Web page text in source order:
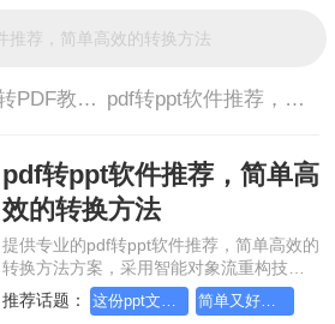
PPT转PDF教程> pdf转ppt软件推荐，简单高效的转换方法
pdf转ppt软件推荐，简单高
效的转换方法
提供专业的pdf转ppt软件推荐，简单高效的
转换方法方案，采用智能对象流重构技
术，确保文档1:1高保真还原且排版不乱
码。支持一键批量处理，全链路 SSL 加密
推荐话题：